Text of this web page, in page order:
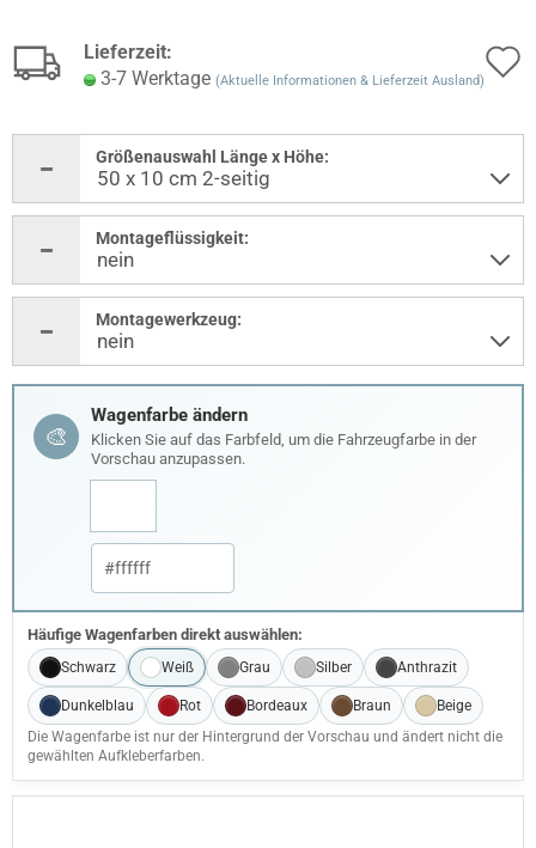
Lieferzeit:
3-7 Werktage (Aktuelle Informationen & Lieferzeit Ausland)
Größenauswahl Länge x Höhe:
Montageflüssigkeit:
Montagewerkzeug:
🎨
Wagenfarbe ändern
Klicken Sie auf das Farbfeld, um die Fahrzeugfarbe in der
Vorschau anzupassen.
Häufige Wagenfarben direkt auswählen:
Schwarz Weiß Grau Silber Anthrazit
Dunkelblau Rot Bordeaux Braun
Beige
Die Wagenfarbe ist nur der Hintergrund der Vorschau und ändert nicht die
gewählten Aufkleberfarben.